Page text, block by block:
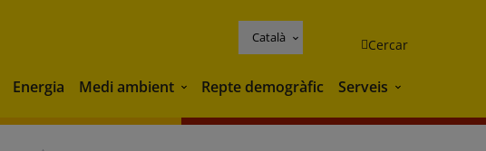
Català Cercar
Energia Medi ambient Medi ambient
Repte demogràfic Serveis Serveis